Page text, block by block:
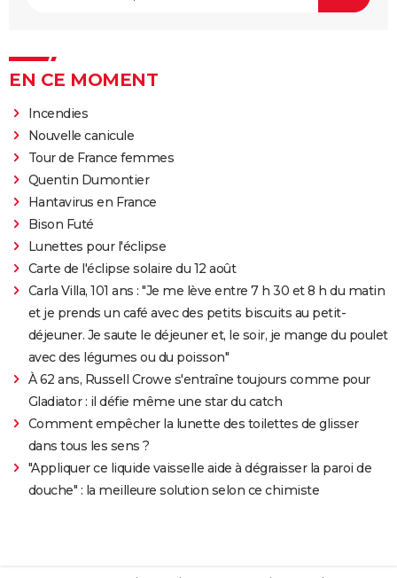
EN CE MOMENT
Incendies
Nouvelle canicule
Tour de France femmes
Quentin Dumontier
Hantavirus en France
Bison Futé
Lunettes pour l'éclipse
Carte de l'éclipse solaire du 12 août
Carla Villa, 101 ans : "Je me lève entre 7 h 30 et 8 h du matin
et je prends un café avec des petits biscuits au petit-
déjeuner. Je saute le déjeuner et, le soir, je mange du poulet
avec des légumes ou du poisson"
À 62 ans, Russell Crowe s'entraîne toujours comme pour
Gladiator : il défie même une star du catch
Comment empêcher la lunette des toilettes de glisser
dans tous les sens ?
"Appliquer ce liquide vaisselle aide à dégraisser la paroi de
douche" : la meilleure solution selon ce chimiste